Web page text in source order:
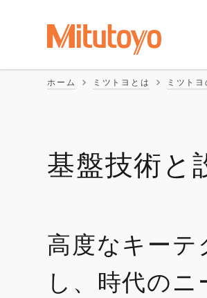
メ
イ
ン
ビ
ゲ
ホーム ミツトヨとは ミツト
基盤技術と
高度なキーテ
し、時代のニ